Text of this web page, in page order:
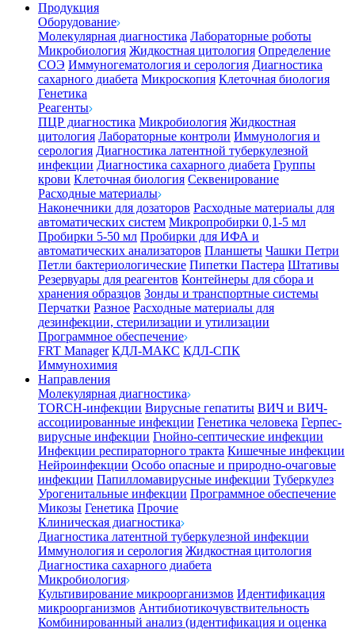
Продукция
Оборудование
Молекулярная диагностика Лабораторные роботы
Микробиология Жидкостная цитология Определение
СОЭ Иммуногематология и серология Диагностика
сахарного диабета Микроскопия Клеточная биология
Генетика
Реагенты
ПЦР диагностика Микробиология Жидкостная
цитология Лабораторные контроли Иммунология и
серология Диагностика латентной туберкулезной
инфекции Диагностика сахарного диабета Группы
крови Клеточная биология Секвенирование
Расходные материалы
Наконечники для дозаторов Расходные материалы для
автоматических систем Микропробирки 0,1-5 мл
Пробирки 5-50 мл Пробирки для ИФА и
автоматических анализаторов Планшеты Чашки Петри
Петли бактериологические Пипетки Пастера Штативы
Резервуары для реагентов Контейнеры для сбора и
хранения образцов Зонды и транспортные системы
Перчатки Разное Расходные материалы для
дезинфекции, стерилизации и утилизации
Программное обеспечение
FRT Manager КДЛ-МАКС КДЛ-СПК
Иммунохимия
Направления
Молекулярная диагностика
TORCH-инфекции Вирусные гепатиты ВИЧ и ВИЧ-
ассоциированные инфекции Генетика человека Герпес-
вирусные инфекции Гнойно-септические инфекции
Инфекции респираторного тракта Кишечные инфекции
Нейроинфекции Особо опасные и природно-очаговые
инфекции Папилломавирусные инфекции Туберкулез
Урогенитальные инфекции Программное обеспечение
Микозы Генетика Прочие
Клиническая диагностика
Диагностика латентной туберкулезной инфекции
Иммунология и серология Жидкостная цитология
Диагностика сахарного диабета
Микробиология
Культивирование микроорганизмов Идентификация
микроорганизмов Антибиотикочувствительность
Комбинированный анализ (идентификация и оценка